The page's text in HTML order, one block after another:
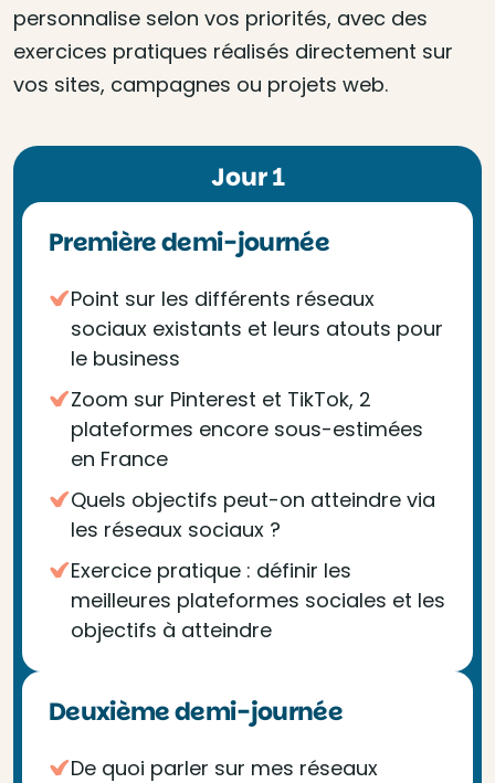
personnalise selon vos priorités, avec des
exercices pratiques réalisés directement sur
vos sites, campagnes ou projets web.
Jour 1
Première demi-journée
Point sur les différents réseaux
sociaux existants et leurs atouts pour
le business
Zoom sur Pinterest et TikTok, 2
plateformes encore sous-estimées
en France
Quels objectifs peut-on atteindre via
les réseaux sociaux ?
Exercice pratique : définir les
meilleures plateformes sociales et les
objectifs à atteindre
Deuxième demi-journée
De quoi parler sur mes réseaux